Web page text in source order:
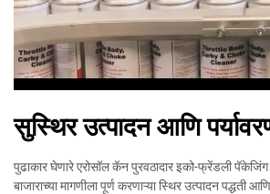
सुस्थिर उत्पादन आणि
पुढाकार घेणारे एरोसॉल कॅन पुरवठादार इको-फ्रेंडली पॅकेजिंग
बाजाराच्या मागणीला पूर्ण करणाऱ्या स्थिर उत्पादन पद्धती